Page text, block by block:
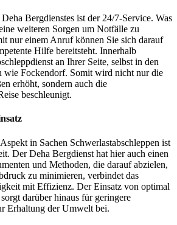
Bergdienstes ist der 24/7-Service. Was
weiteren Sorgen um Notfälle zu
nur einem Anruf können Sie sich darauf
Hilfe bereitsteht. Innerhalb
an Ihrer Seite, selbst in den
wie Fockendorf. Somit wird nicht nur die
erhöht, sondern auch die
beschleunigt.
in Sachen Schwerlastabschleppen ist
Der Deha Bergdienst hat hier auch einen
und Methoden, die darauf abzielen,
zu minimieren, verbindet das
mit Effizienz. Der Einsatz von optimal
darüber hinaus für geringere
Erhaltung der Umwelt bei.